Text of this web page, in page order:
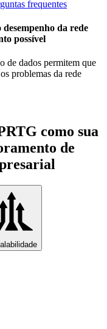
frequentes
da rede
possível
de dados permitem que
problemas da rede
como sua
de